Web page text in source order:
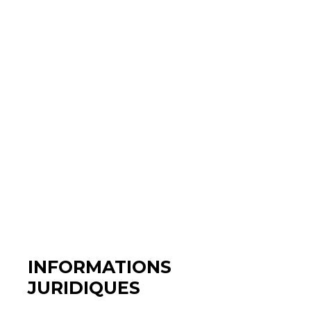
INFORMATIONS
JURIDIQUES